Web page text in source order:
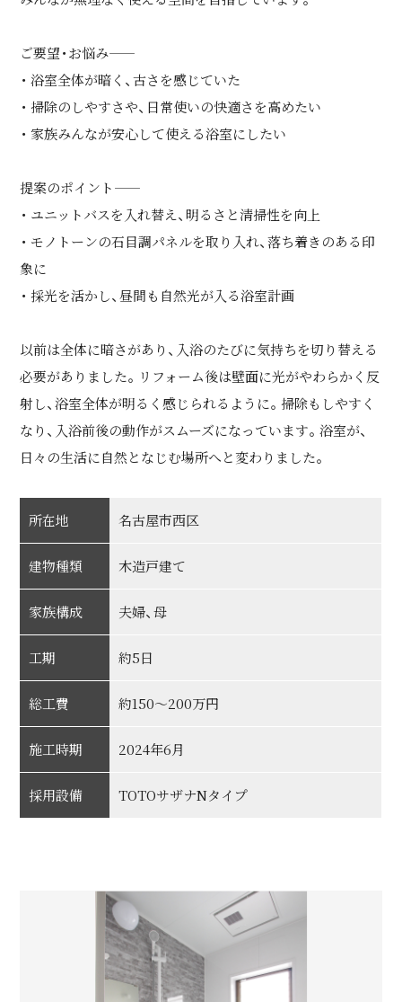
ご要望・お悩み――
・ 浴室全体が暗く、古さを感じていた
・ 掃除のしやすさや、日常使いの快適さを高めたい
・ 家族みんなが安心して使える浴室にしたい
提案のポイント――
・ ユニットバスを入れ替え、明るさと清掃性を向上
・ モノトーンの石目調パネルを取り入れ、落ち着きのある印
象に
・ 採光を活かし、昼間も自然光が入る浴室計画
以前は全体に暗さがあり、入浴のたびに気持ちを切り替える
必要がありました。リフォーム後は壁面に光がやわらかく反
射し、浴室全体が明るく感じられるように。掃除もしやすく
なり、入浴前後の動作がスムーズになっています。浴室が、
日々の生活に自然となじむ場所へと変わりました。
所在地 名古屋市西区
建物種類 木造戸建て
家族構成 夫婦、母
工期 約5日
総工費 約150～200万円
施工時期 2024年6月
採用設備 TOTOサザナNタイプ